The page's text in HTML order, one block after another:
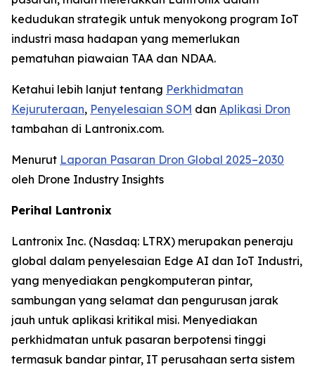
kedudukan strategik untuk menyokong program IoT
industri masa hadapan yang memerlukan
pematuhan piawaian TAA dan NDAA.
Ketahui lebih lanjut tentang Perkhidmatan
Kejuruteraan, Penyelesaian SOM dan Aplikasi Dron
tambahan di Lantronix.com.
Menurut Laporan Pasaran Dron Global 2025–2030
oleh Drone Industry Insights
Perihal Lantronix
Lantronix Inc. (Nasdaq: LTRX) merupakan peneraju
global dalam penyelesaian Edge AI dan IoT Industri,
yang menyediakan pengkomputeran pintar,
sambungan yang selamat dan pengurusan jarak
jauh untuk aplikasi kritikal misi. Menyediakan
perkhidmatan untuk pasaran berpotensi tinggi
termasuk bandar pintar, IT perusahaan serta sistem